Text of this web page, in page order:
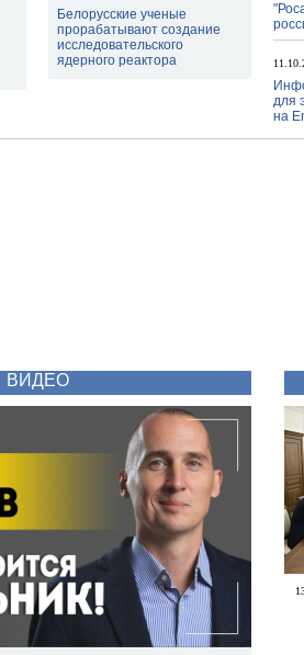
Белорусские ученые
прорабатывают создание
исследовательского
ядерного реактора
для
на
ВИДЕО